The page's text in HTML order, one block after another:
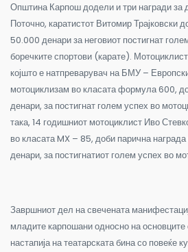
Општина Карпош додели и три награди за
Поточно, каратистот Витомир Трајковски
50.000 денари за неговиот постигнат
боречките спортови (карате).
којшто е натпреварувач на БМУ –
мотоциклизам во класата формула 600,
денари, за постигнат голем успех во
така, 14 годишниот мотоциклист Иво
во класата MX – 85, доби парична
денари, за постигнатиот голем успех во
Завршниот дел на свечената
младите карпошани односно на
настапија на театарската бина со повеќе